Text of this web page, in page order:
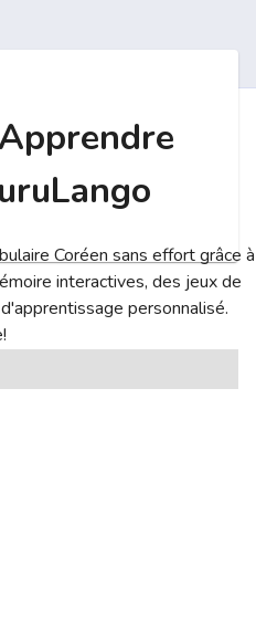
Coréen sans effort grâce à
interactives, des jeux de
personnalisé.